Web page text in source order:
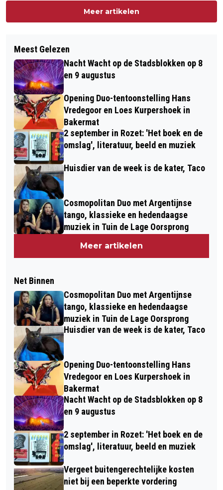
Meer artikelen
Meest Gelezen
Nacht Wacht op de Stadsblokken op 8
en 9 augustus
Opening Duo-tentoonstelling Hans
Vredegoor en Loes Kurpershoek in
Bakermat
2 september in Rozet: 'Het boek en de
omslag', literatuur, beeld en muziek
Huisdier van de week is de kater, Taco
Cosmopolitan Duo met Argentijnse
tango, klassieke en hedendaagse
muziek in Tuin de Lage Oorsprong
Meer artikelen
Net Binnen
Cosmopolitan Duo met Argentijnse
tango, klassieke en hedendaagse
muziek in Tuin de Lage Oorsprong
Huisdier van de week is de kater, Taco
Opening Duo-tentoonstelling Hans
Vredegoor en Loes Kurpershoek in
Bakermat
Nacht Wacht op de Stadsblokken op 8
en 9 augustus
2 september in Rozet: 'Het boek en de
omslag', literatuur, beeld en muziek
Vergeet buitengerechtelijke kosten
niet bij een beperkte vordering